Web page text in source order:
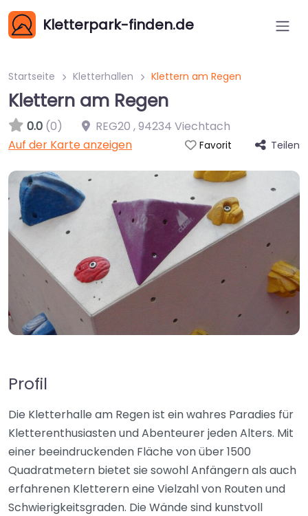
Kletterpark-finden.de
Startseite Kletterhallen Klettern am Regen
Klettern am Regen
0.0 (0) REG20 ,94234 Viechtach
Auf der Karte anzeigen
Favorit Teilen
Profil
Die Kletterhalle am Regen ist ein wahres Paradies für
Kletterenthusiasten und Abenteurer jeden Alters. Mit
einer beeindruckenden Fläche von über 1500
Quadratmetern bietet sie sowohl Anfängern als auch
erfahrenen Kletterern eine Vielzahl von Routen und
Schwierigkeitsgraden. Die Wände sind kunstvoll